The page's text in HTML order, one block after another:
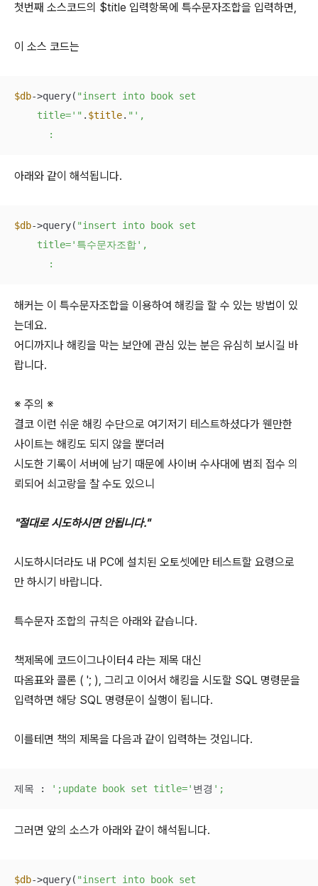
첫번째 소스코드의 $title 입력항목에 특수문자조합을 입력하면,
이 소스 코드는
$db->query( "insert into book set
    title='"
. $title. "',
      :
아래와 같이 해석됩니다.
$db->query( "insert into book set
    title='특수문자조합',
      :
해커는 이 특수문자조합을 이용하여 해킹을 할 수 있는 방법이 있
는데요.
어디까지나 해킹을 막는 보안에 관심 있는 분은 유심히 보시길 바
랍니다.
※ 주의 ※
결코 이런 쉬운 해킹 수단으로 여기저기 테스트하셨다가 웬만한
사이트는 해킹도 되지 않을 뿐더러
시도한 기록이 서버에 남기 때문에 사이버 수사대에 범죄 접수 의
뢰되어 쇠고랑을 찰 수도 있으니
"절대로 시도하시면 안됩니다."
시도하시더라도 내 PC에 설치된 오토셋에만 테스트할 요령으로
만 하시기 바랍니다.
특수문자 조합의 규칙은 아래와 같습니다.
책제목에 코드이그나이터4 라는 제목 대신
따옴표와 콜론 ( '; ), 그리고 이어서 해킹을 시도할 SQL 명령문을
입력하면 해당 SQL 명령문이 실행이 됩니다.
이를테면 책의 제목을 다음과 같이 입력하는 것입니다.
제목 : ';update book set title=' 변경 ';
그러면 앞의 소스가 아래와 같이 해석됩니다.
$db->query( "insert into book set